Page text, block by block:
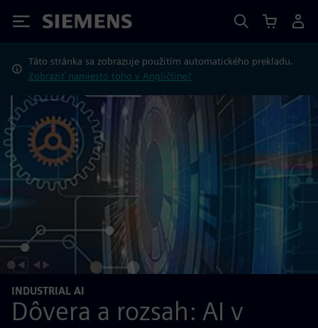
Siemens
Táto stránka sa zobrazuje použitím automatického prekladu.
Zobraziť namiesto toho v Angličtine?
INDUSTRIAL AI
Dôvera a rozsah: AI v